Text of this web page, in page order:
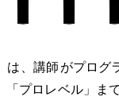
nozomono は、講師
「プロレベル」ま